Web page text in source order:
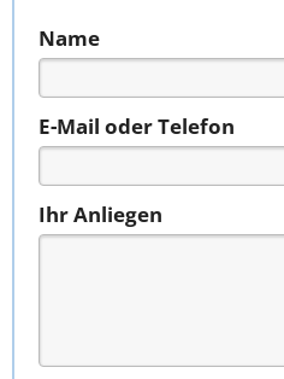
Name
E-Mail oder Telefon
Ihr Anliegen